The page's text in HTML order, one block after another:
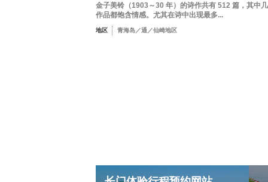
金子美铃（1903～30 年）的诗作共有 512 篇，其中
作品都饱含情感。尤其在诗中出现最多...
地区 青海岛／通／仙崎地区